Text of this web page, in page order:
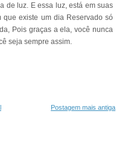
de luz. E essa luz, está em suas
que existe um dia Reservado só
Pois graças a ela, você nunca
seja sempre assim.
Postagem mais antiga